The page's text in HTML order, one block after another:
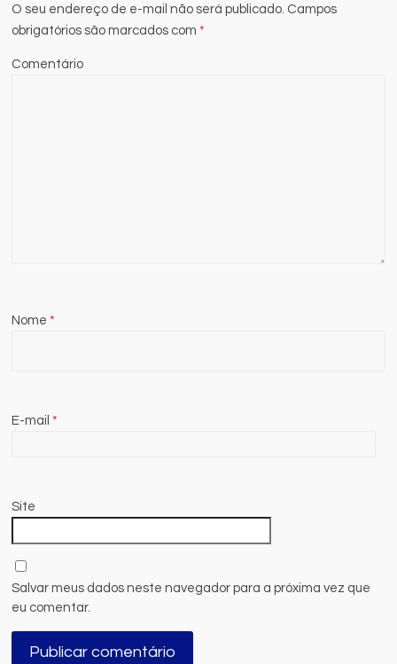
O seu endereço de e-mail não será publicado. Campos
obrigatórios são marcados com*
Comentário
Nome*
E-mail*
Site
Salvar meus dados neste navegador para a próxima vez que
eu comentar.